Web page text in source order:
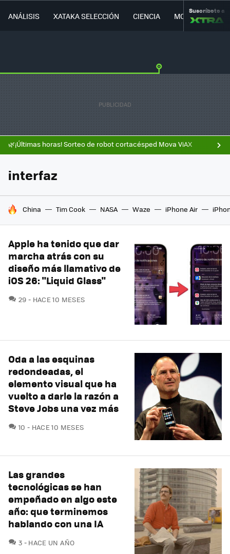
ANÁLISIS XATAKA SELECCIÓN CIENCIA MOVILIDAD
Suscríbete a
🌿¡Últimas horas! Sorteo de robot cortacésped Mova ViAX
interfaz
HOY SE HABLA DE
China Tim Cook NASA Waze iPhone Air
Apple ha tenido que dar
marcha atrás con su
diseño más llamativo de
iOS 26: "Liquid Glass"
29 COMENTARIOS
HACE 10 MESES
Oda a las esquinas
redondeadas, el
elemento visual que ha
vuelto a darle la razón a
Steve Jobs una vez más
10 COMENTARIOS
HACE 10 MESES
Las grandes
tecnológicas se han
empeñado en algo este
año: que terminemos
hablando con una IA
3 COMENTARIOS
HACE UN AÑO